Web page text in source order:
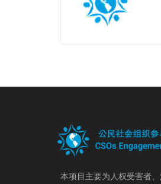
本项目主要为人权受害者